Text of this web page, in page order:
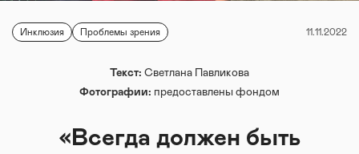
Инклюзия Проблемы зрения 11.11.2022
Текст: Светлана Павликова
Фотографии: предоставлены фондом
«Всегда должен быть